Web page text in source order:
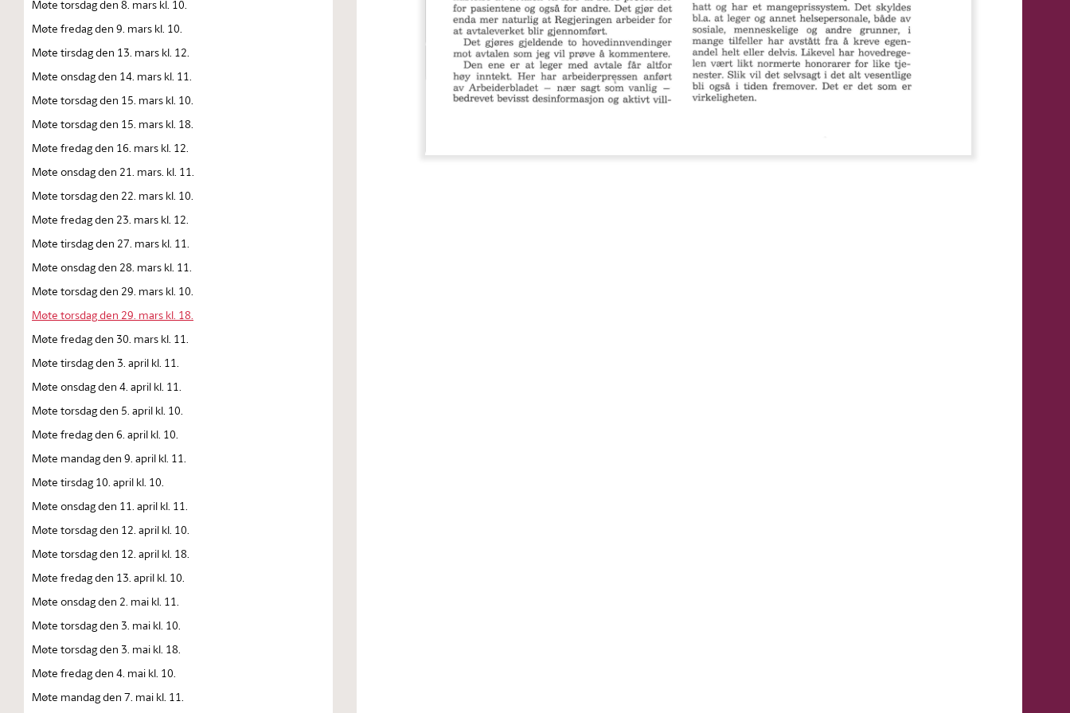
Møte torsdag den 8. mars kl. 10.
Møte fredag den 9. mars kl. 10.
Møte tirsdag den 13. mars kl. 12.
Møte onsdag den 14. mars kl. 11.
Møte torsdag den 15. mars kl. 10.
Møte torsdag den 15. mars kl. 18.
Møte fredag den 16. mars kl. 12.
Møte onsdag den 21. mars. kl. 11.
Møte torsdag den 22. mars kl. 10.
Møte fredag den 23. mars kl. 12.
Møte tirsdag den 27. mars kl. 11.
Møte onsdag den 28. mars kl. 11.
Møte torsdag den 29. mars kl. 10.
Møte torsdag den 29. mars kl. 18.
Møte fredag den 30. mars kl. 11.
Møte tirsdag den 3. april kl. 11.
Møte onsdag den 4. april kl. 11.
Møte torsdag den 5. april kl. 10.
Møte fredag den 6. april kl. 10.
Møte mandag den 9. april kl. 11.
Møte tirsdag 10. april kl. 10.
Møte onsdag den 11. april kl. 11.
Møte torsdag den 12. april kl. 10.
Møte torsdag den 12. april kl. 18.
Møte fredag den 13. april kl. 10.
Møte onsdag den 2. mai kl. 11.
Møte torsdag den 3. mai kl. 10.
Møte torsdag den 3. mai kl. 18.
Møte fredag den 4. mai kl. 10.
Møte mandag den 7. mai kl. 11.